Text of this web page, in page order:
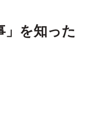
を知った